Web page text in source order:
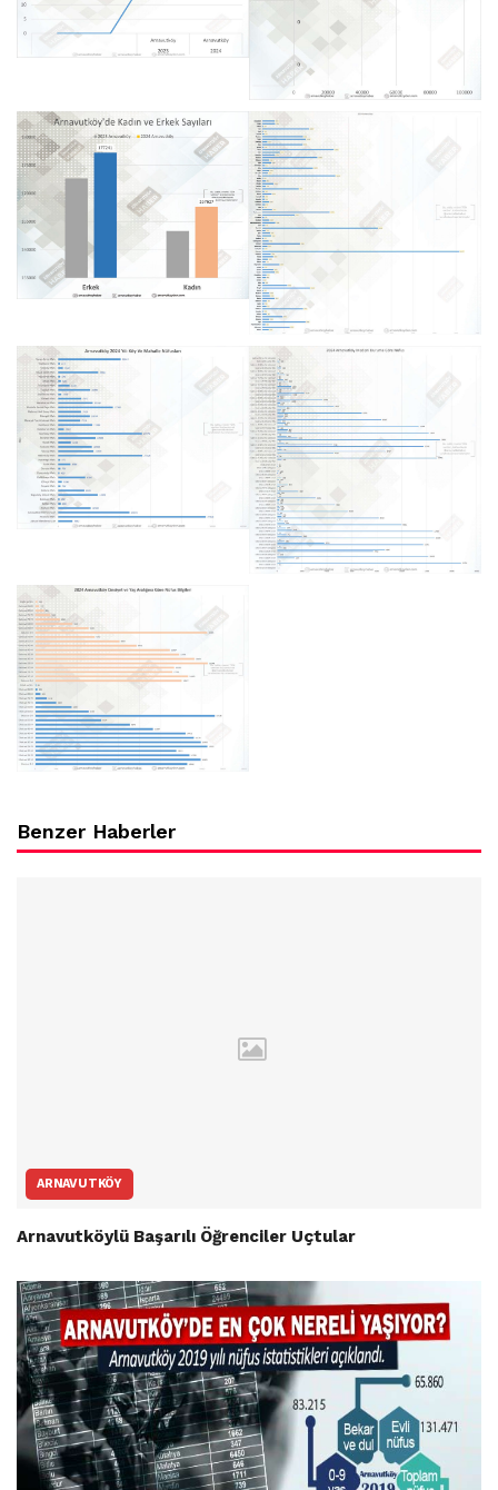
Benzer Haberler
ARNAVUTKÖY
Arnavutköylü Başarılı Öğrenciler Uçtular